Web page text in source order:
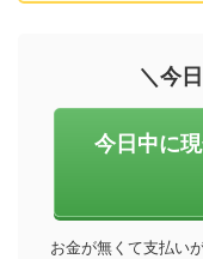
＼今
今日中に
お金が無くて支払い